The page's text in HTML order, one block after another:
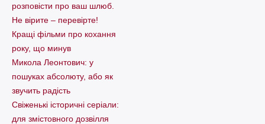
розповісти про ваш шлюб.
Не вірите – перевірте!
Кращі фільми про кохання
року, що минув
Микола Леонтович: у
пошуках абсолюту, або як
звучить радість
Свіженькі історичні серіали:
для змістовного дозвілля